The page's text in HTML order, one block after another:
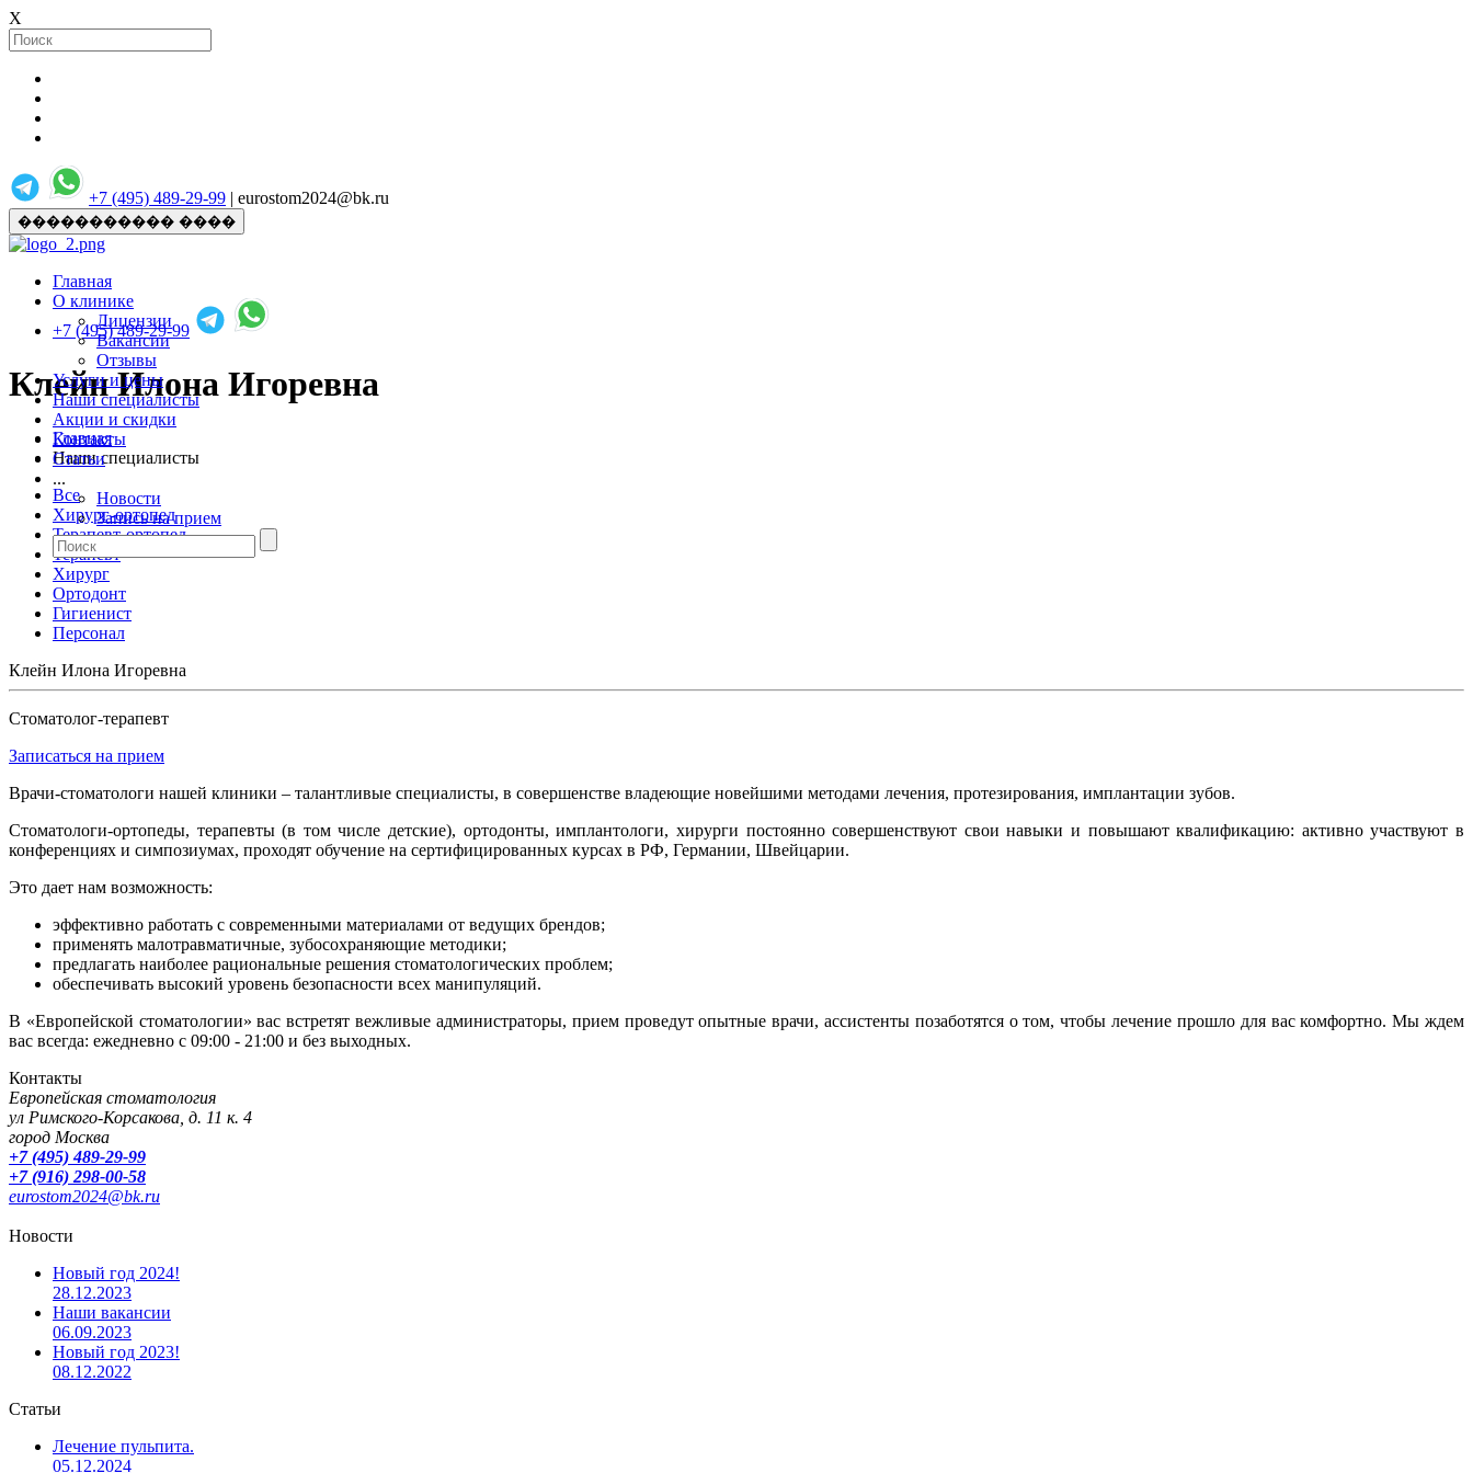
X
+7 (495) 489-29-99 | eurostom2024@bk.ru
����������� ����
Главная
О клинике
Лицензии
Вакансии
Отзывы
Услуги и цены
Наши специалисты
Акции и скидки
Контакты
Статьи
...
Новости
Запись на прием
+7 (495) 489-29-99
Клейн Илона Игоревна
Главная
Наши специалисты
Все
Хирург-ортопед
Терапевт-ортопед
Терапевт
Хирург
Ортодонт
Гигиенист
Персонал
Клейн Илона Игоревна
Стоматолог-терапевт
Записаться на прием
Врачи-стоматологи нашей клиники – талантливые специалисты, в совершенстве владеющие новейшими методами лечения, протезирования, имплантации зубов.
Стоматологи-ортопеды, терапевты (в том числе детские), ортодонты, имплантологи, хирурги постоянно совершенствуют свои навыки и повышают квалификацию: активно участвуют в
конференциях и симпозиумах, проходят обучение на сертифицированных курсах в РФ, Германии, Швейцарии.
Это дает нам возможность:
эффективно работать с современными материалами от ведущих брендов;
применять малотравматичные, зубосохраняющие методики;
предлагать наиболее рациональные решения стоматологических проблем;
обеспечивать высокий уровень безопасности всех манипуляций.
В «Европейской стоматологии» вас встретят вежливые администраторы, прием проведут опытные врачи, ассистенты позаботятся о том, чтобы лечение прошло для вас комфортно. Мы ждем
вас всегда: ежедневно с 09:00 - 21:00 и без выходных.
Контакты
Европейская стоматология
ул Римского-Корсакова, д. 11 к. 4
город Москва
+7 (495) 489-29-99
+7 (916) 298-00-58
eurostom2024@bk.ru
Новости
Новый год 2024!
28.12.2023
Наши вакансии
06.09.2023
Новый год 2023!
08.12.2022
Статьи
Лечение пульпита.
05.12.2024